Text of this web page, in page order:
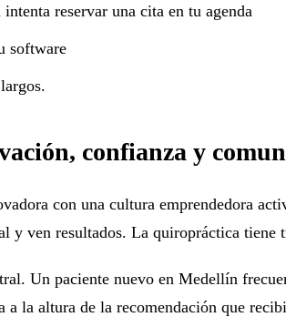
reservar una cita en tu agenda
software
confianza y
con una cultura emprendedora
y ven resultados. La quiropráctica
Un paciente nuevo en Medellín
a la altura de la recomendación que